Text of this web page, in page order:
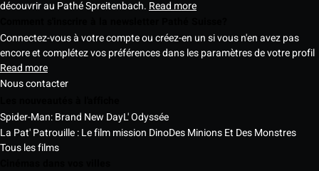
découvrir au Pathé Spreitenbach. Read more
Connectez-vous à votre compte ou créez-en un si vous n'en avez pas
encore et complétez vos préférences dans les paramètres de votre profil
Read more
Nous contacter
Spider-Man: Brand New DayL' Odyssée
La Pat' Patrouille : Le film mission DinoDes Minions Et Des Monstres
Tous les films